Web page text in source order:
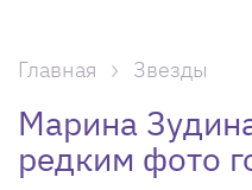
Главная Звезды
Марина
редким фото